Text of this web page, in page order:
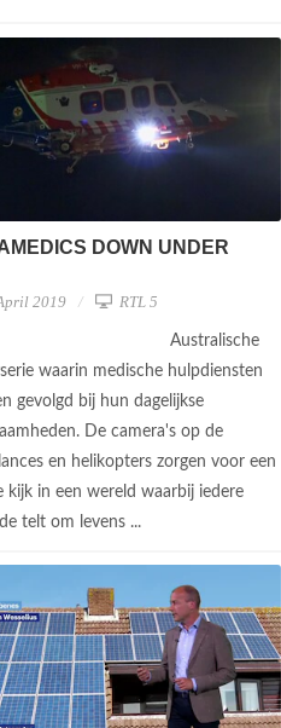
DOWN UNDER
2019 RTL 5
Australische
waarin medische hulpdiensten
gevolgd bij hun dagelijkse
De camera's op de
en helikopters zorgen voor een
kijk in een wereld waarbij iedere
telt om levens ...